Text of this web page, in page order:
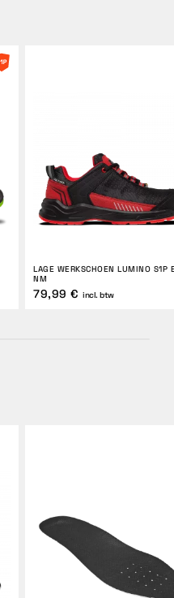
LAGE WERKSCHOEN LUMINO S1P
NM
79,99 € incl. btw